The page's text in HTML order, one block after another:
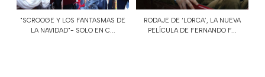
"SCROOGE Y LOS FANTASMAS DE
LA NAVIDAD"- SOLO EN C...
RODAJE DE ‘LORCA’, LA NUEVA
PELÍCULA DE FERNANDO F...